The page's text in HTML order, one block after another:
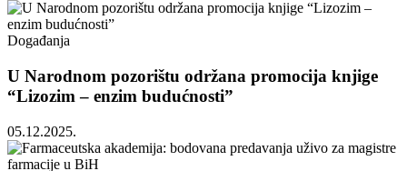
Događanja
U Narodnom pozorištu održana promocija knjige
“Lizozim – enzim budućnosti”
05.12.2025.